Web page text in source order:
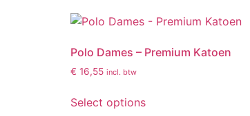
Polo Dames – Premium Katoen
€ 16,55 incl. btw
Select options